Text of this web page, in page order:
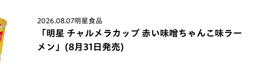
2026.08.07明星食品
「明星 チャルメラカップ 赤い味噌ちゃんこ味ラー
メン」(8月31日発売)